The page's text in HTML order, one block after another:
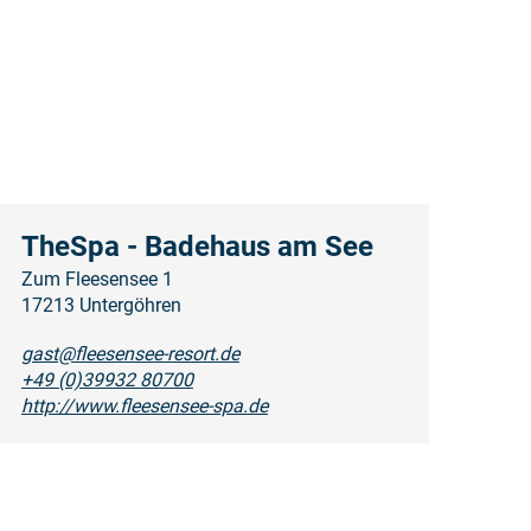
TheSpa - Badehaus am See
Zum Fleesensee 1
17213 Untergöhren
gast@fleesensee-resort.de
+49 (0)39932 80700
http://www.fleesensee-spa.de